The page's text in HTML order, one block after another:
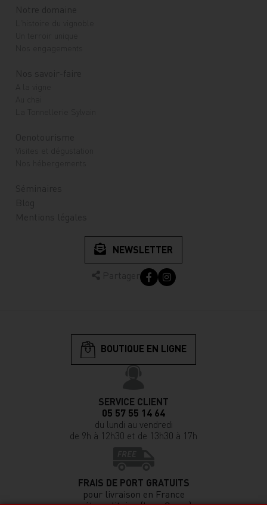
NEWSLETTER
BOUTIQUE EN LIGNE
SERVICE CLIENT
05 57 55 14 64
du lundi au vendredi
de 9h à 12h30 et de 13h30 à 17h
FRAIS DE PORT GRATUITS
pour livraison en France